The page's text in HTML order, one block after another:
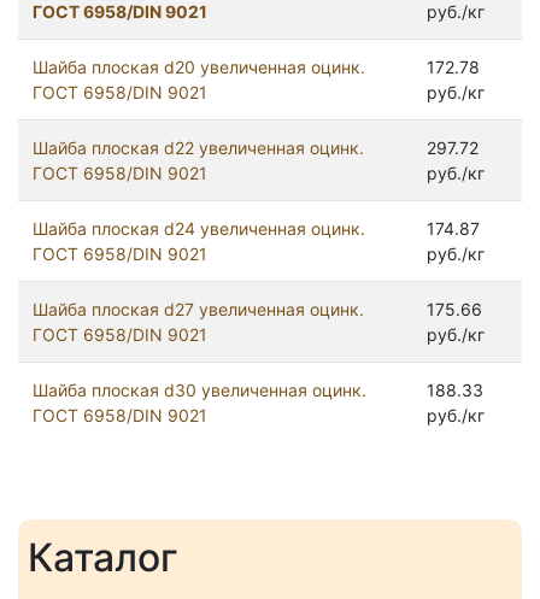
Каталог
ГОСТ 6958/DIN 9021
руб./кг
Шайба плоская d20 увеличенная оцинк.
ГОСТ 6958/DIN 9021
172.78
руб./кг
Шайба плоская d22 увеличенная оцинк.
ГОСТ 6958/DIN 9021
297.72
руб./кг
Шайба плоская d24 увеличенная оцинк.
ГОСТ 6958/DIN 9021
174.87
руб./кг
Шайба плоская d27 увеличенная оцинк.
ГОСТ 6958/DIN 9021
175.66
руб./кг
Шайба плоская d30 увеличенная оцинк.
ГОСТ 6958/DIN 9021
188.33
руб./кг